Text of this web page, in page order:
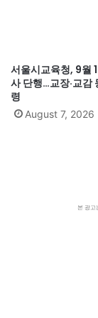
서울시교육청, 9월
사 단행…교장·교감
령
August 7, 2026
본 광고